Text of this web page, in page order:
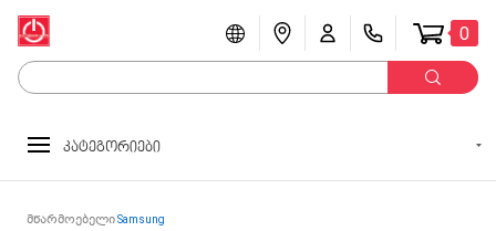
0
კატეგორიები
მწარმოებელიSamsung